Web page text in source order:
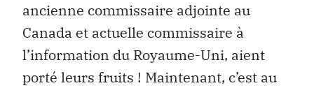
ancienne commissaire adjointe au
Canada et actuelle commissaire à
l’information du Royaume-Uni, aient
porté leurs fruits ! Maintenant, c’est au